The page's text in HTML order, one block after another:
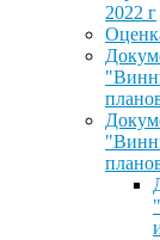
2022 г